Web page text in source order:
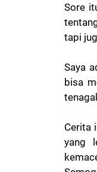
Sore
tapi
Saya
bisa
Cerita
yang